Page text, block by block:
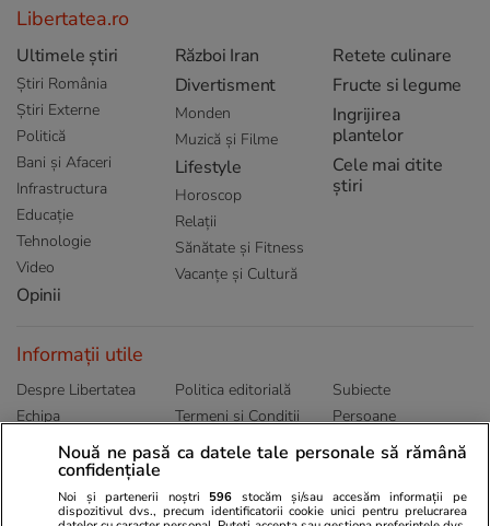
Libertatea.ro
Ultimele știri
Știri România
Știri Externe
Politică
Bani și Afaceri
Infrastructura
Educație
Tehnologie
Video
Opinii
Război Iran
Divertisment
Monden
Muzică și Filme
Lifestyle
Horoscop
Relații
Sănătate și Fitness
Vacanțe și Cultură
Retete culinare
Fructe si legume
Ingrijirea
plantelor
Cele mai citite
știri
Informații utile
Despre Libertatea
Echipa
Publicitate
Politica de
Politica editorială
Termeni și Conditii
Abonamente
Subiecte
Persoane
Sitemap
Nouă ne pasă ca datele tale personale să rămână
confidențiale
Noi și partenerii noștri 596 stocăm și/sau accesăm informații pe
dispozitivul dvs., precum identificatorii cookie unici pentru prelucrarea